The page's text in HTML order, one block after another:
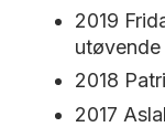
2019
2018
2017